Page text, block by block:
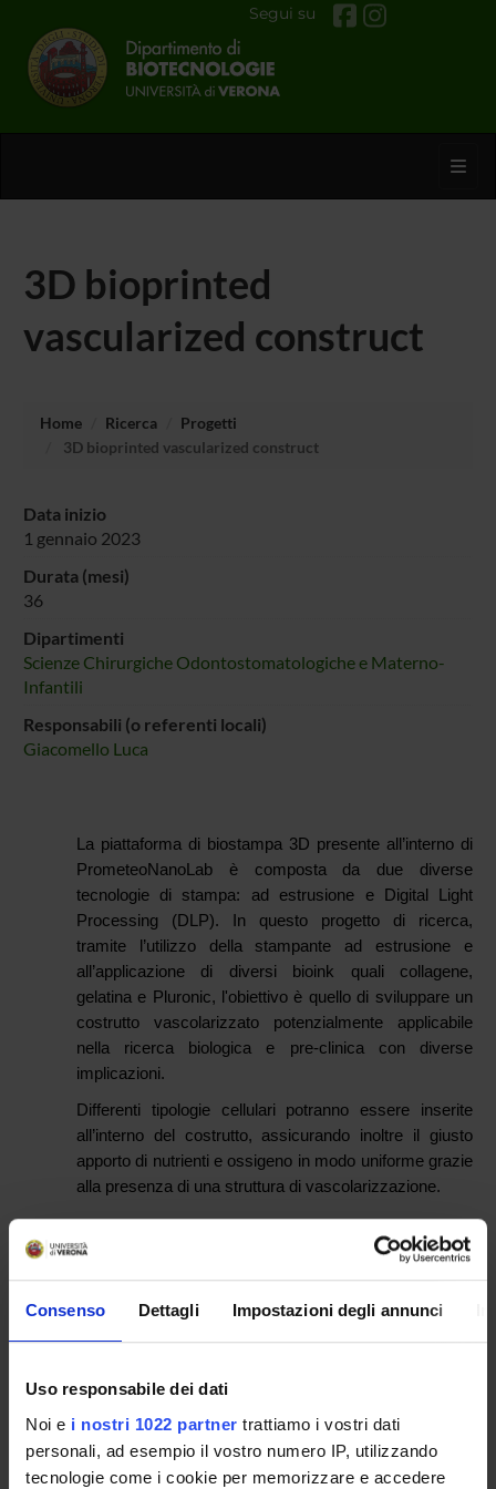
Consenso Dettagli Impostazioni degli annunci
Uso responsabile dei dati
Noi e i nostri 1022 partner trattiamo i vostri dati
personali, ad esempio il vostro numero IP, utilizzando
tecnologie come i cookie per memorizzare e accedere
Segui su
3D bioprinted
vascularized construct
Home Ricerca
Progetti
3D bioprinted vascularized construct
Data inizio
1 gennaio 2023
Durata (mesi)
36
Dipartimenti
Scienze Chirurgiche Odontostomatologiche e Materno-
Infantili
Responsabili (o referenti locali)
Giacomello Luca
La piattaforma di biostampa 3D presente all’interno di
PrometeoNanoLab è composta da due diverse
tecnologie di stampa: ad estrusione e Digital Light
Processing (DLP). In questo progetto di ricerca,
tramite l’utilizzo della stampante ad estrusione e
all’applicazione di diversi bioink quali collagene,
gelatina e Pluronic, l'obiettivo è quello di sviluppare un
costrutto vascolarizzato potenzialmente applicabile
nella ricerca biologica e pre-clinica con diverse
implicazioni.
Differenti tipologie cellulari potranno essere inserite
all’interno del costrutto, assicurando inoltre il giusto
apporto di nutrienti e ossigeno in modo uniforme grazie
alla presenza di una struttura di vascolarizzazione.
Alessia Dallatana
Dottorando
Luca Giacomello
Professore associato
Giulio Innamorati
Tecnico-Amministrativo